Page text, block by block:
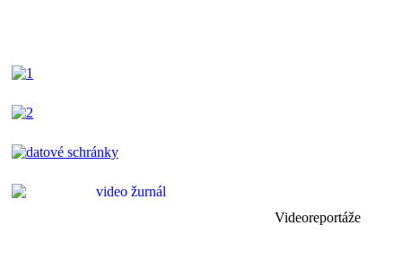
Videoreportáže